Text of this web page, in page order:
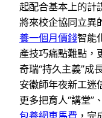
起配合基本上的計
將來校企協同立異
養一個月價錢智能
產技巧痛點難點，
奇瑞“持久主義”成
安徽師年夜新工迷
更多把育人“講堂”